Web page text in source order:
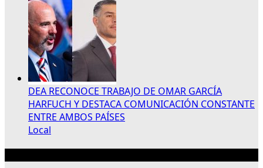
DEA RECONOCE TRABAJO DE OMAR GARCÍA
HARFUCH Y DESTACA COMUNICACIÓN CONSTANTE
ENTRE AMBOS PAÍSES
Local